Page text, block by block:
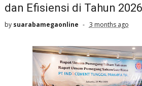
dan Efisiensi di Tahun 2026
by suarabamegaonline 3 months ago